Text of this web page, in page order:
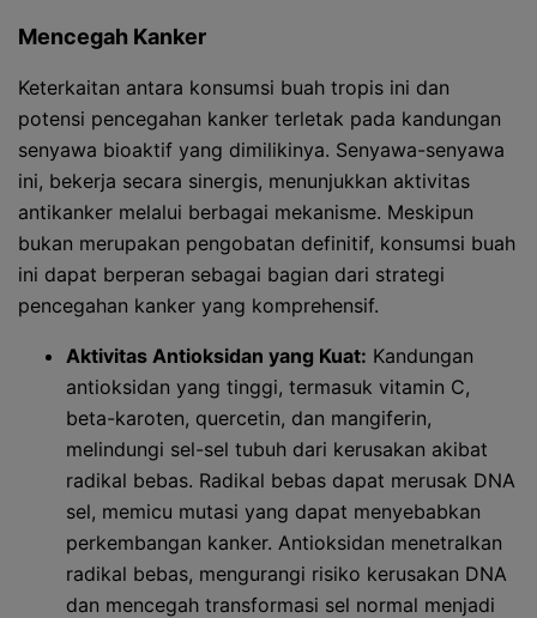
Mencegah Kanker
Keterkaitan antara konsumsi buah tropis ini dan
potensi pencegahan kanker terletak pada kandungan
senyawa bioaktif yang dimilikinya. Senyawa-senyawa
ini, bekerja secara sinergis, menunjukkan aktivitas
antikanker melalui berbagai mekanisme. Meskipun
bukan merupakan pengobatan definitif, konsumsi buah
ini dapat berperan sebagai bagian dari strategi
pencegahan kanker yang komprehensif.
Aktivitas Antioksidan yang Kuat: Kandungan
antioksidan yang tinggi, termasuk vitamin C,
beta-karoten, quercetin, dan mangiferin,
melindungi sel-sel tubuh dari kerusakan akibat
radikal bebas. Radikal bebas dapat merusak DNA
sel, memicu mutasi yang dapat menyebabkan
perkembangan kanker. Antioksidan menetralkan
radikal bebas, mengurangi risiko kerusakan DNA
dan mencegah transformasi sel normal menjadi